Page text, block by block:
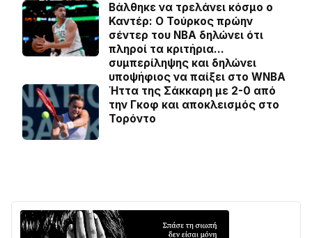
Βάλθηκε να τρελάνει κόσμο ο
Καντέρ: Ο Τούρκος πρώην
σέντερ του NBA δηλώνει ότι
πληροί τα κριτήρια…
συμπερίληψης και δηλώνει
υποψήφιος να παίξει στο WNBA
Ήττα της Σάκκαρη με 2-0 από
την Γκοφ και αποκλεισμός στο
Τορόντο